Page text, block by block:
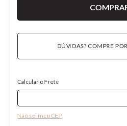
DÚVIDAS? COMPRE
Calcular o Frete
Não sei meu CEP